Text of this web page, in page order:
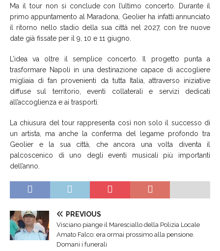
Ma il tour non si conclude con l’ultimo concerto. Durante il
primo appuntamento al Maradona, Geolier ha infatti annunciato
il ritorno nello stadio della sua città nel 2027, con tre nuove
date già fissate per il 9, 10 e 11 giugno.
L’idea va oltre il semplice concerto. Il progetto punta a
trasformare Napoli in una destinazione capace di accogliere
migliaia di fan provenienti da tutta Italia, attraverso iniziative
diffuse sul territorio, eventi collaterali e servizi dedicati
all’accoglienza e ai trasporti.
La chiusura del tour rappresenta così non solo il successo di
un artista, ma anche la conferma del legame profondo tra
Geolier e la sua città, che ancora una volta diventa il
palcoscenico di uno degli eventi musicali più importanti
dell’anno.
PREVIOUS
Visciano piange il Maresciallo della Polizia Locale
Amato Falco: era ormai prossimo alla pensione.
Domani i funerali